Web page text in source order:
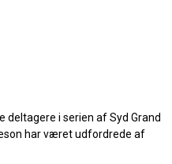
deltagere i serien af Syd Grand
har været udfordrede af